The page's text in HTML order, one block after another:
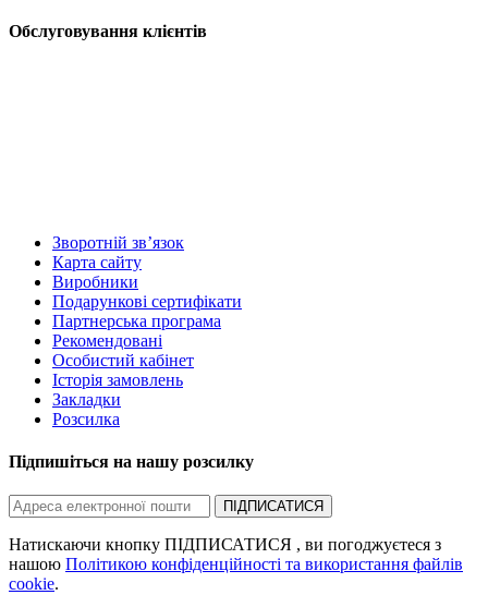
Обслуговування клієнтів
Зворотній зв’язок
Карта сайту
Виробники
Подарункові сертифікати
Партнерська програма
Рекомендовані
Особистий кабінет
Історія замовлень
Закладки
Розсилка
Підпишіться на нашу розсилку
ПІДПИСАТИСЯ
Натискаючи кнопку ПІДПИСАТИСЯ , ви погоджуєтеся з
нашою Політикою конфіденційності та використання файлів
cookie.